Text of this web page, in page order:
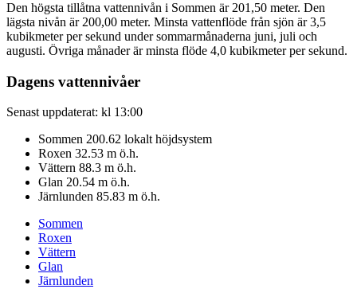
Den högsta tillåtna vattennivån i Sommen är 201,50 meter. Den
lägsta nivån är 200,00 meter. Minsta vattenflöde från sjön är 3,5
kubikmeter per sekund under sommarmånaderna juni, juli och
augusti. Övriga månader är minsta flöde 4,0 kubikmeter per sekund.
Dagens vattennivåer
Senast uppdaterat: kl 13:00
Sommen 200.62 lokalt höjdsystem
Roxen 32.53 m ö.h.
Vättern 88.3 m ö.h.
Glan 20.54 m ö.h.
Järnlunden 85.83 m ö.h.
Sommen
Roxen
Vättern
Glan
Järnlunden